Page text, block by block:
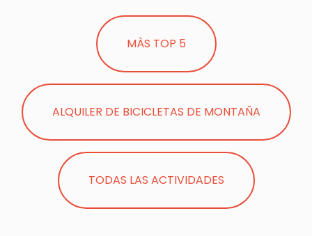
MÀS TOP 5
ALQUILER DE BICICLETAS DE MONTAÑA
TODAS LAS ACTIVIDADES